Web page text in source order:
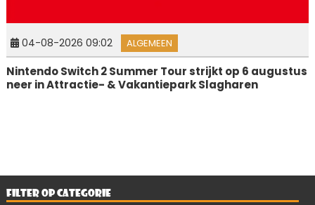
04-08-2026 09:02 ALGEMEEN
Nintendo Switch 2 Summer Tour strijkt op 6 augustus
neer in Attractie- & Vakantiepark Slagharen
FILTER OP CATEGORIE